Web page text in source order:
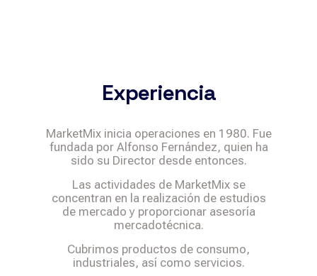
Experiencia
MarketMix inicia operaciones en 1980. Fue
fundada por Alfonso Fernández, quien ha
sido su Director desde entonces.
Las actividades de MarketMix se
concentran en la realización de estudios
de mercado y proporcionar asesoría
mercadotécnica.
Cubrimos productos de consumo,
industriales, así como servicios.